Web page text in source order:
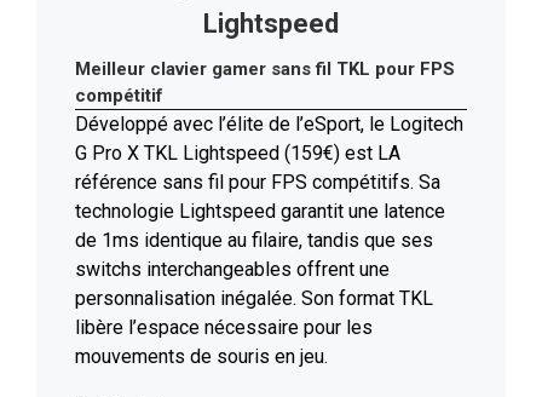
Lightspeed
Meilleur clavier gamer sans fil TKL pour FPS
compétitif
Développé avec l’élite de l’eSport, le Logitech
G Pro X TKL Lightspeed (159€) est LA
référence sans fil pour FPS compétitifs. Sa
technologie Lightspeed garantit une latence
de 1ms identique au filaire, tandis que ses
switchs interchangeables offrent une
personnalisation inégalée. Son format TKL
libère l’espace nécessaire pour les
mouvements de souris en jeu.